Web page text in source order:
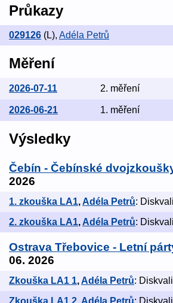
Průkazy
029126 (L), Adéla Petrů
Měření
2026-07-11 2. měření
2026-06-21 1. měření
Výsledky
Čebín - Čebínské
2026
1. zkouška LA1,Adéla Petrů:
2. zkouška LA1,Adéla Petrů:
Ostrava Třebovice - Letní
06. 2026
Zkouška LA1 1,Adéla Petrů: